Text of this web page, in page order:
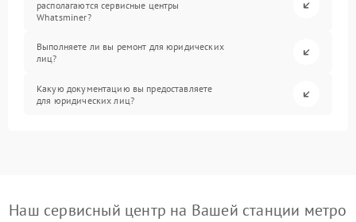
располагаются сервисные центры
Whatsminer?
Выполняете ли вы ремонт для юридических
лиц?
Какую документацию вы предоставляете
для юридических лиц?
Наш сервисный центр на Вашей станции метро